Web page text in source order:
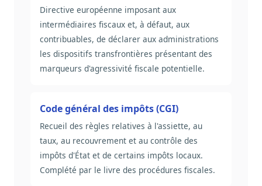
Directive européenne imposant aux
intermédiaires fiscaux et, à défaut, aux
contribuables, de déclarer aux administrations
les dispositifs transfrontières présentant des
marqueurs d'agressivité fiscale potentielle.
Code général des impôts (CGI)
Recueil des règles relatives à l'assiette, au
taux, au recouvrement et au contrôle des
impôts d'État et de certains impôts locaux.
Complété par le livre des procédures fiscales.